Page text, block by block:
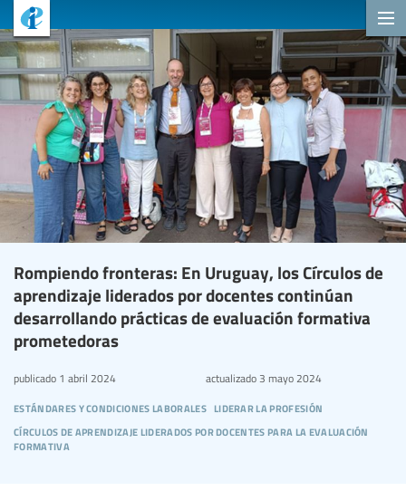
Rompiendo fronteras: En Uruguay, los Círculos de
aprendizaje liderados por docentes continúan
desarrollando prácticas de evaluación formativa
prometedoras
estándares y condiciones laborales liderar la profesión
círculos de aprendizaje liderados por docentes para la evaluación
formativa
publicado 1 abril 2024 actualizado3 mayo 2024